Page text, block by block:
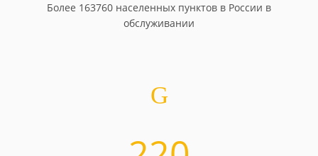
Более 163760 населенных пунктов в России в
обслуживании